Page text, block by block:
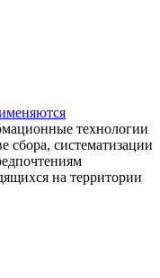
технологии
сбора, систематизации
на территории